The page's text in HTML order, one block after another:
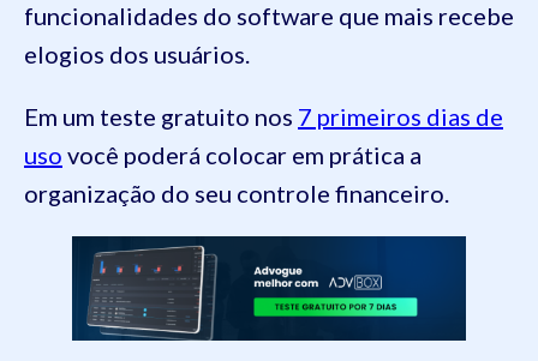
funcionalidades do software que mais recebe
elogios dos usuários.
Em um teste gratuito nos 7 primeiros dias de
uso você poderá colocar em prática a
organização do seu controle financeiro.